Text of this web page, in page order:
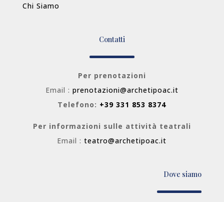
Chi Siamo
Contatti
Per prenotazioni
Email : prenotazioni@archetipoac.it
Telefono: +39 331 853 8374
Per informazioni sulle attività teatrali
Email :teatro@archetipoac.it
Dove siamo